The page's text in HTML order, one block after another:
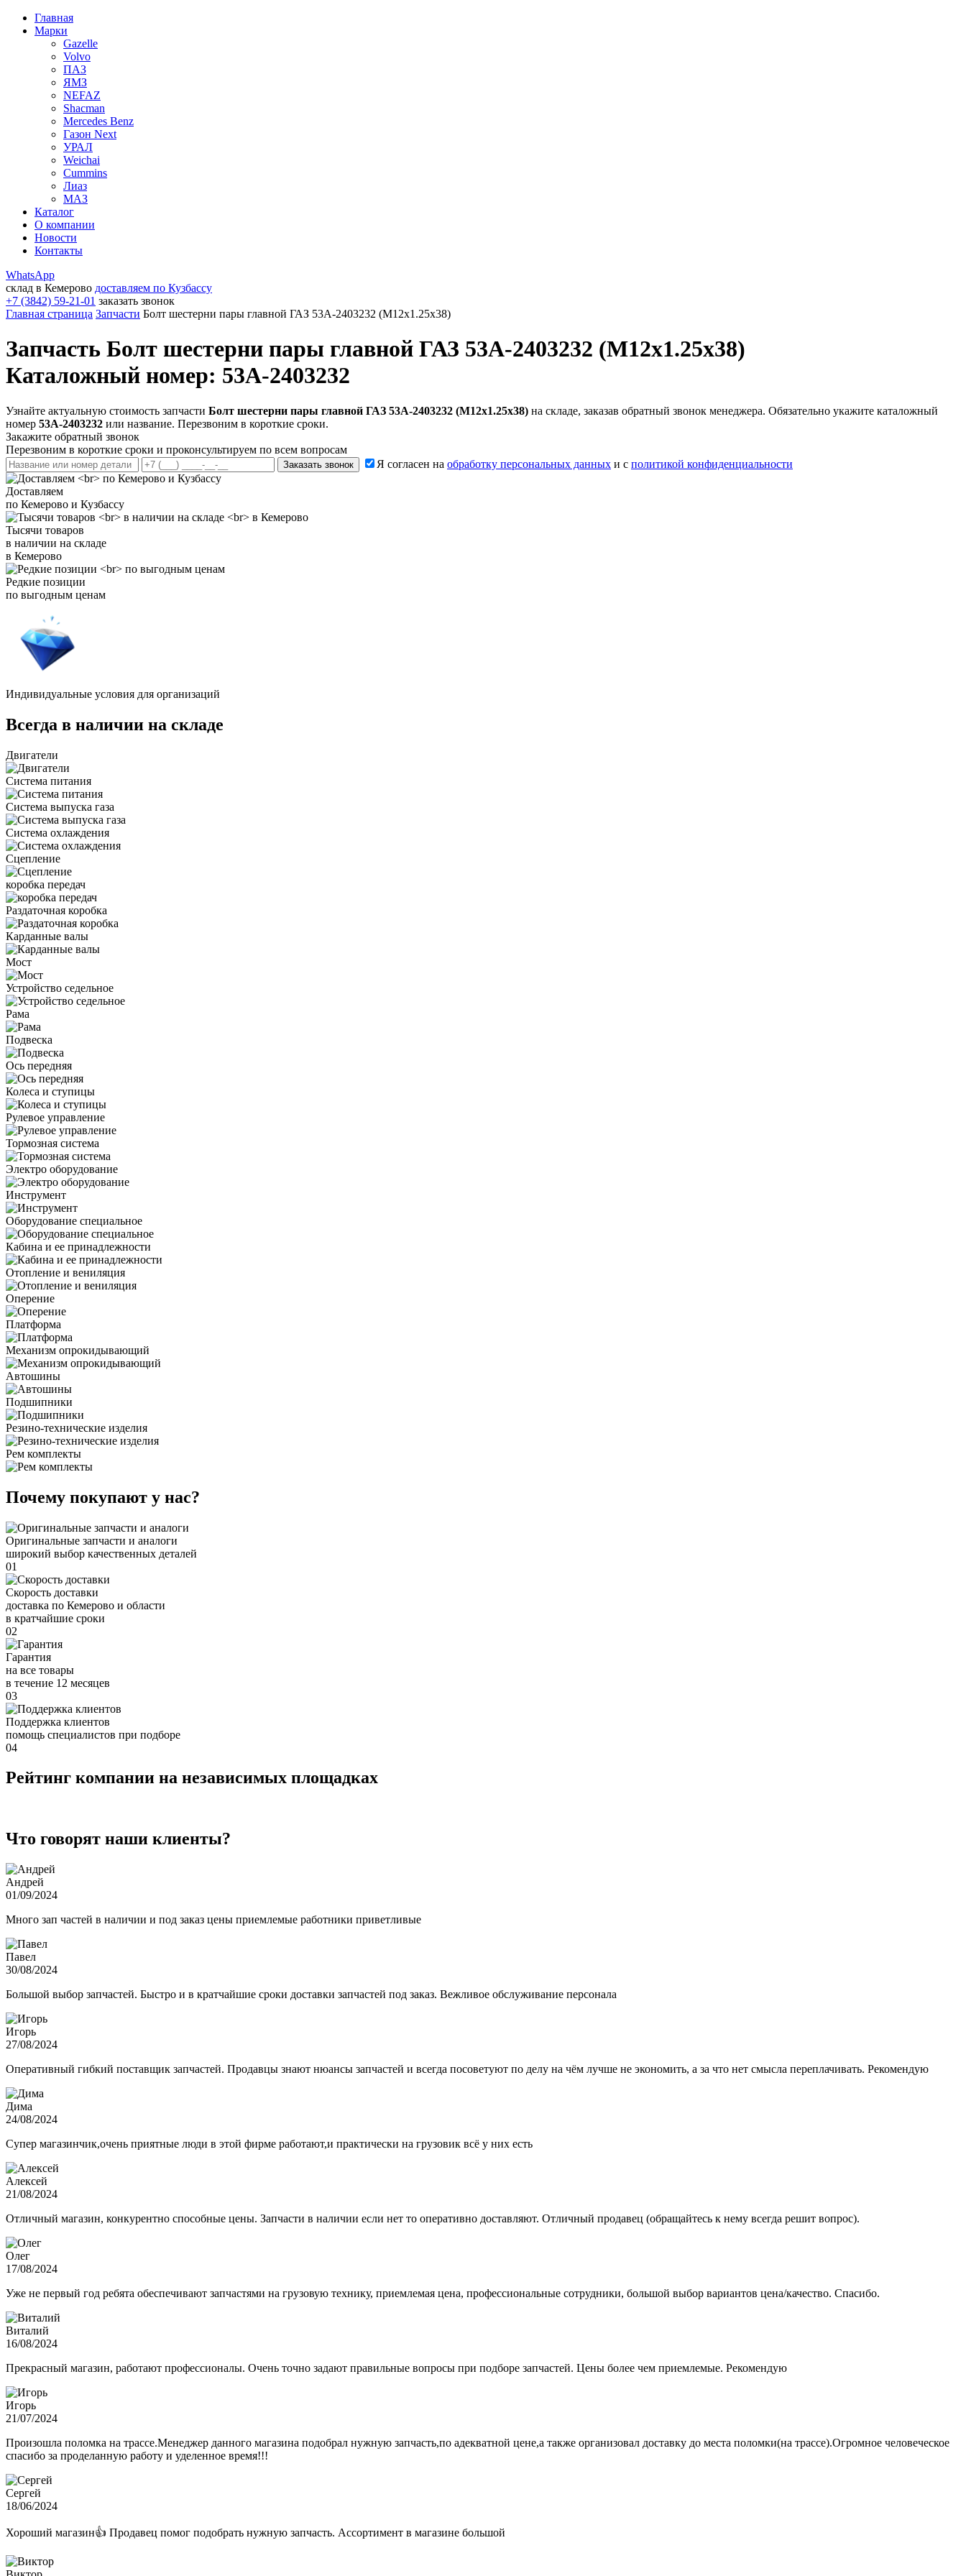
Главная
Марки
Gazelle
Volvo
ПАЗ
ЯМЗ
NEFAZ
Shacman
Mercedes Benz
Газон Next
УРАЛ
Weichai
Cummins
Лиаз
МАЗ
Каталог
О компании
Новости
Контакты
WhatsApp
склад в Кемерово доставляем по Кузбассу
+7 (3842) 59-21-01 заказать звонок
Главная страница Запчасти Болт шестерни пары главной ГАЗ 53A-2403232 (М12х1.25х38)
Запчасть Болт шестерни пары главной ГАЗ 53A-2403232 (М12х1.25х38)
Каталожный номер: 53A-2403232
Узнайте актуальную стоимость запчасти Болт шестерни пары главной ГАЗ 53A-2403232 (М12х1.25х38) на складе, заказав обратный звонок менеджера. Обязательно укажите каталожный
номер 53A-2403232 или название. Перезвоним в короткие сроки.
Закажите обратный звонок
Перезвоним в короткие сроки и проконсультируем по всем вопросам
Заказать звонок Я согласен на обработку персональных данных и с политикой конфиденциальности
Доставляем
по Кемерово и Кузбассу
Тысячи товаров
в наличии на складе
в Кемерово
Редкие позиции
по выгодным ценам
Индивидуальные условия для организаций
Всегда в наличии на складе
Двигатели
Система питания
Система выпуска газа
Система охлаждения
Сцепление
коробка передач
Раздаточная коробка
Карданные валы
Мост
Устройство седельное
Рама
Подвеска
Ось передняя
Колеса и ступицы
Рулевое управление
Тормозная система
Электро оборудование
Инструмент
Оборудование специальное
Кабина и ее принадлежности
Отопление и вениляция
Оперение
Платформа
Механизм опрокидывающий
Автошины
Подшипники
Резино-технические изделия
Рем комплекты
Почему покупают у нас?
Оригинальные запчасти и аналоги
широкий выбор качественных деталей
01
Скорость доставки
доставка по Кемерово и области
в кратчайшие сроки
02
Гарантия
на все товары
в течение 12 месяцев
03
Поддержка клиентов
помощь специалистов при подборе
04
Рейтинг компании на независимых площадках
Что говорят наши клиенты?
Андрей
01/09/2024
Много зап частей в наличии и под заказ цены приемлемые работники приветливые
Павел
30/08/2024
Большой выбор запчастей. Быстро и в кратчайшие сроки доставки запчастей под заказ. Вежливое обслуживание персонала
Игорь
27/08/2024
Оперативный гибкий поставщик запчастей. Продавцы знают нюансы запчастей и всегда посоветуют по делу на чём лучше не экономить, а за что нет смысла переплачивать. Рекомендую
Дима
24/08/2024
Супер магазинчик,очень приятные люди в этой фирме работают,и практически на грузовик всё у них есть
Алексей
21/08/2024
Отличный магазин, конкурентно способные цены. Запчасти в наличии если нет то оперативно доставляют. Отличный продавец (обращайтесь к нему всегда решит вопрос).
Олег
17/08/2024
Уже не первый год ребята обеспечивают запчастями на грузовую технику, приемлемая цена, профессиональные сотрудники, большой выбор вариантов цена/качество. Спасибо.
Виталий
16/08/2024
Прекрасный магазин, работают профессионалы. Очень точно задают правильные вопросы при подборе запчастей. Цены более чем приемлемые. Рекомендую
Игорь
21/07/2024
Произошла поломка на трассе.Менеджер данного магазина подобрал нужную запчасть,по адекватной цене,а также организовал доставку до места поломки(на трассе).Огромное человеческое
спасибо за проделанную работу и уделенное время!!!
Сергей
18/06/2024
Хороший магазин👍 Продавец помог подобрать нужную запчасть. Ассортимент в магазине большой